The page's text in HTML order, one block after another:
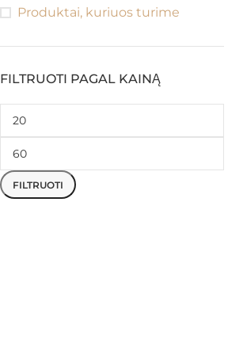
Produktai, kuriuos turime
FILTRUOTI PAGAL KAINĄ
FILTRUOTI